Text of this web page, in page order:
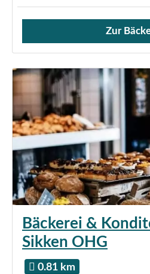
Verkauf von Brötchen,
Zur
Bäckerei &
Sikken OHG
0.81 km